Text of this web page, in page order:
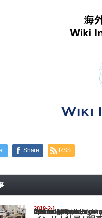
Share RSS
2019-2-1
Warning
: Undefined array key "show_category" in
/home/netst/kuno-cpa.co.jp/public_html/
on line183